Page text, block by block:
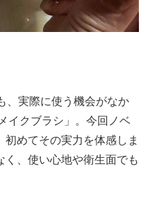
、実際に使う機会がなか
イクブラシ」。今回ノベ
めてその実力を体感しま
く、使い心地や衛生面でも